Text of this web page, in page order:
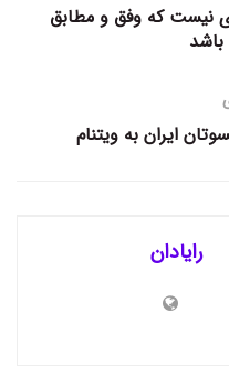
نیست که وفق و مطابق
باشد
ایران به ویتنام
رایادان